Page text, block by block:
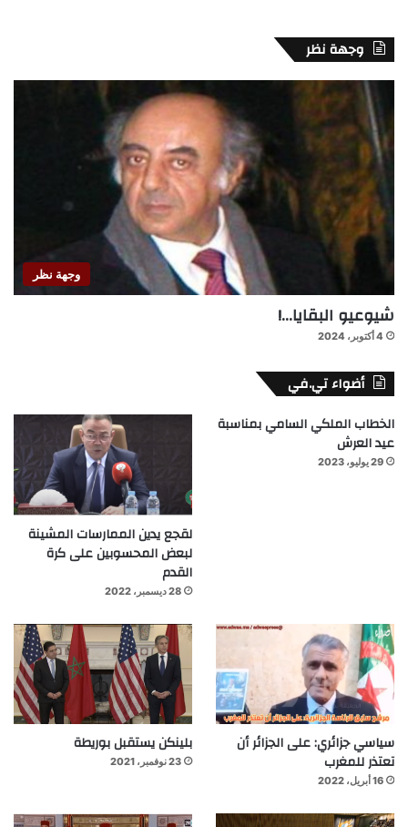
وجهة نظر
وجهة نظر
شيوعيو البقايا…!
4 أكتوبر، 2024
أضواء تي.في
الخطاب الملكي السامي بمناسبة
عيد العرش
29 يوليو، 2023
لقجع يدين الممارسات المشينة
لبعض المحسوبين على كرة
القدم
28 ديسمبر، 2022
سياسي جزائري: على الجزائر أن
تعتذر للمغرب
16 أبريل، 2022
بلينكن يستقبل بوريطة
23 نوفمبر، 2021